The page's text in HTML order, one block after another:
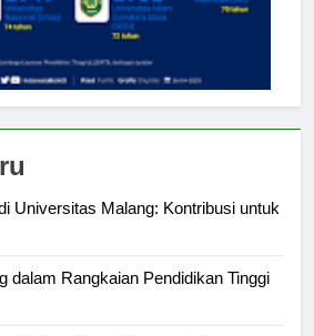
Universitas Malang: Kontribusi untuk
dalam Rangkaian Pendidikan Tinggi